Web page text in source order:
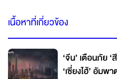
เนื้อหาที่เกี่ยวข้อง
‘จีน’ เตือนภัย
‘เซี่ยงไฮ้’ อัมพ